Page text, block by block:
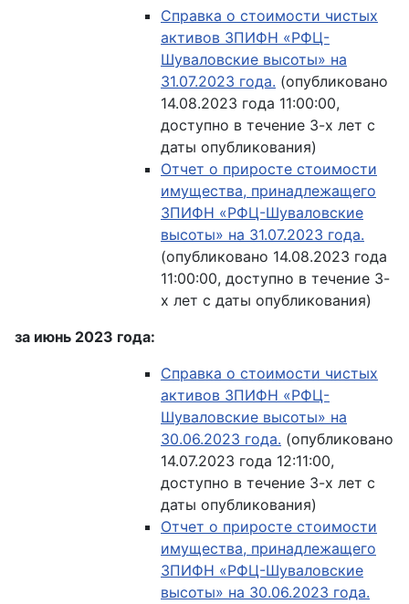
Справка о стоимости чистых
активов ЗПИФН «РФЦ-
Шуваловские высоты» на
31.07.2023 года. (опубликовано
14.08.2023 года 11:00:00,
доступно в течение 3-х лет с
даты опубликования)
Отчет о приросте стоимости
имущества, принадлежащего
ЗПИФН «РФЦ-Шуваловские
высоты» на 31.07.2023 года.
(опубликовано 14.08.2023 года
11:00:00, доступно в течение 3-
х лет с даты опубликования)
за июнь 2023 года:
Справка о стоимости чистых
активов ЗПИФН «РФЦ-
Шуваловские высоты» на
30.06.2023 года. (опубликовано
14.07.2023 года 12:11:00,
доступно в течение 3-х лет с
даты опубликования)
Отчет о приросте стоимости
имущества, принадлежащего
ЗПИФН «РФЦ-Шуваловские
высоты» на 30.06.2023 года.